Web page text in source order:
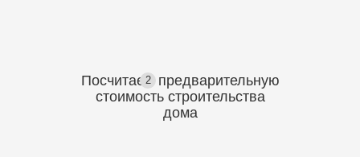
2
Посчитаем предварительную
стоимость строительства
дома